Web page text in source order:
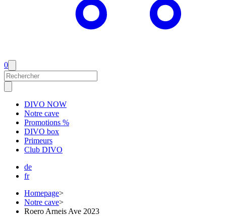
0
DIVO NOW
Notre cave
Promotions %
DIVO box
Primeurs
Club DIVO
de
fr
Homepage>
Notre cave>
Roero Arneis Ave 2023